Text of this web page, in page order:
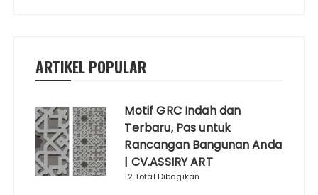
ARTIKEL POPULAR
Motif GRC Indah dan
Terbaru, Pas untuk
Rancangan Bangunan Anda
| CV.ASSIRY ART
12 Total Dibagikan